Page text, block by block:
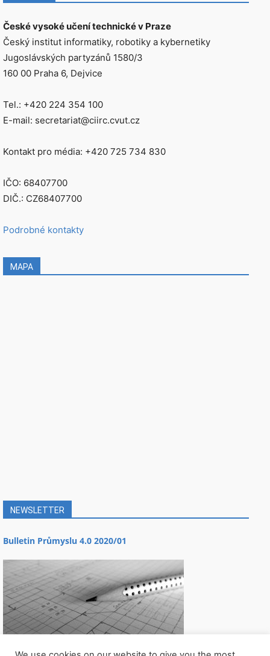
České vysoké učení technické v Praze
Český institut informatiky, robotiky a kybernetiky
Jugoslávských partyzánů 1580/3
160 00 Praha 6, Dejvice
Tel.: +420 224 354 100
E-mail: secretariat@ciirc.cvut.cz
Kontakt pro média: +420 725 734 830
IČO: 68407700
DIČ.: CZ68407700
Podrobné kontakty
MAPA
NEWSLETTER
Bulletin Průmyslu 4.0 2020/01